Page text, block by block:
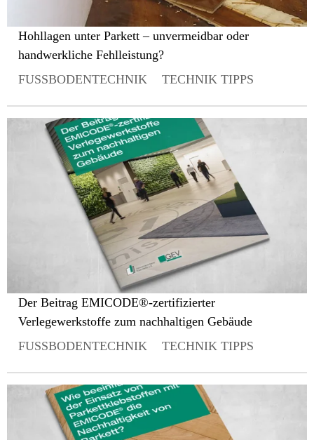
Hohllagen unter Parkett – unvermeidbar oder
handwerkliche Fehlleistung?
FUSSBODENTECHNIK
TECHNIK TIPPS
Der Beitrag EMICODE®-zertifizierter
Verlegewerkstoffe zum nachhaltigen Gebäude
FUSSBODENTECHNIK
TECHNIK TIPPS